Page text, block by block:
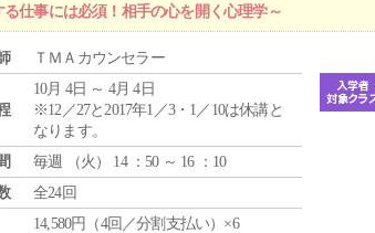
仕事には必須！相手の心を開く心理学～
ＴＭＡカウンセラー
10月 4日 ～ 4月 4日
※12／27と2017年1／3・1／10は休講と
なります。
毎週 （火 ） 14 ：50 ～ 16 ：10
全24回
14,580円（4回／分割支払い）×6